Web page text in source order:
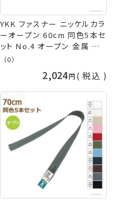
YKK ファスナー ニッケルカラ
ーオープン 60cm 同色5本セ
ット No.4 オープン 金属 メタ
ル 4YANO-60BL ネコポス可
（0）
2,024 税込